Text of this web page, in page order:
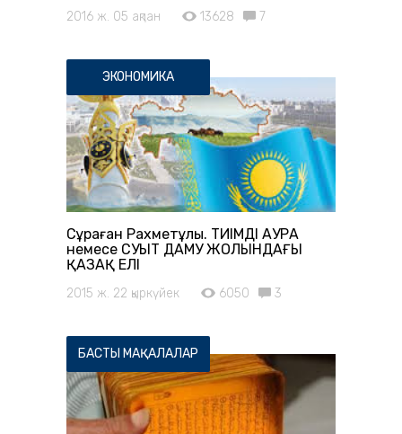
2016 ж. 05 ақпан 13628 7
ЭКОНОМИКА
Сұраған Рахметұлы. ТИІМДІ АУРА
немесе СУЫТ ДАМУ ЖОЛЫНДАҒЫ
ҚАЗАҚ ЕЛІ
2015 ж. 22 қыркүйек 6050 3
БАСТЫ МАҚАЛАЛАР